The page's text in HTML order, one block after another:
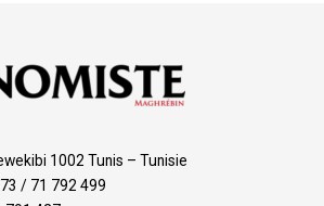
1002 Tunis – Tunisie
/ 71 792 499